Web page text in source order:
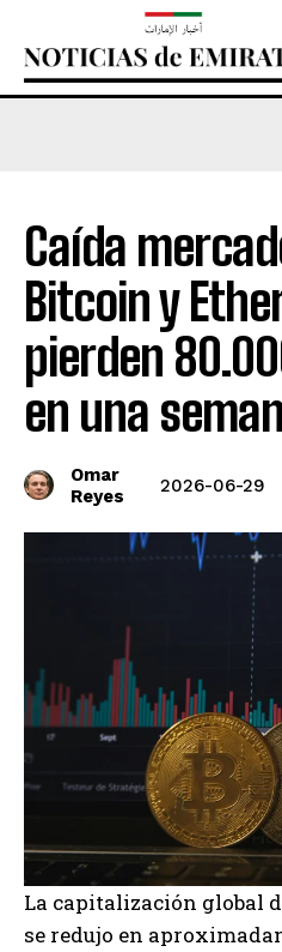
Caída
Bitcoin y
pierden
en una
Omar
Reyes
2026-06-29
La capitalización global
se redujo en